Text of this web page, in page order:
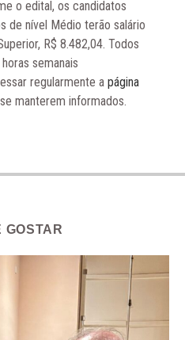
o edital, os candidatos
de nível Médio terão salário
R$ 8.482,04. Todos
semanais
regularmente a página
manterem informados.
GOSTAR